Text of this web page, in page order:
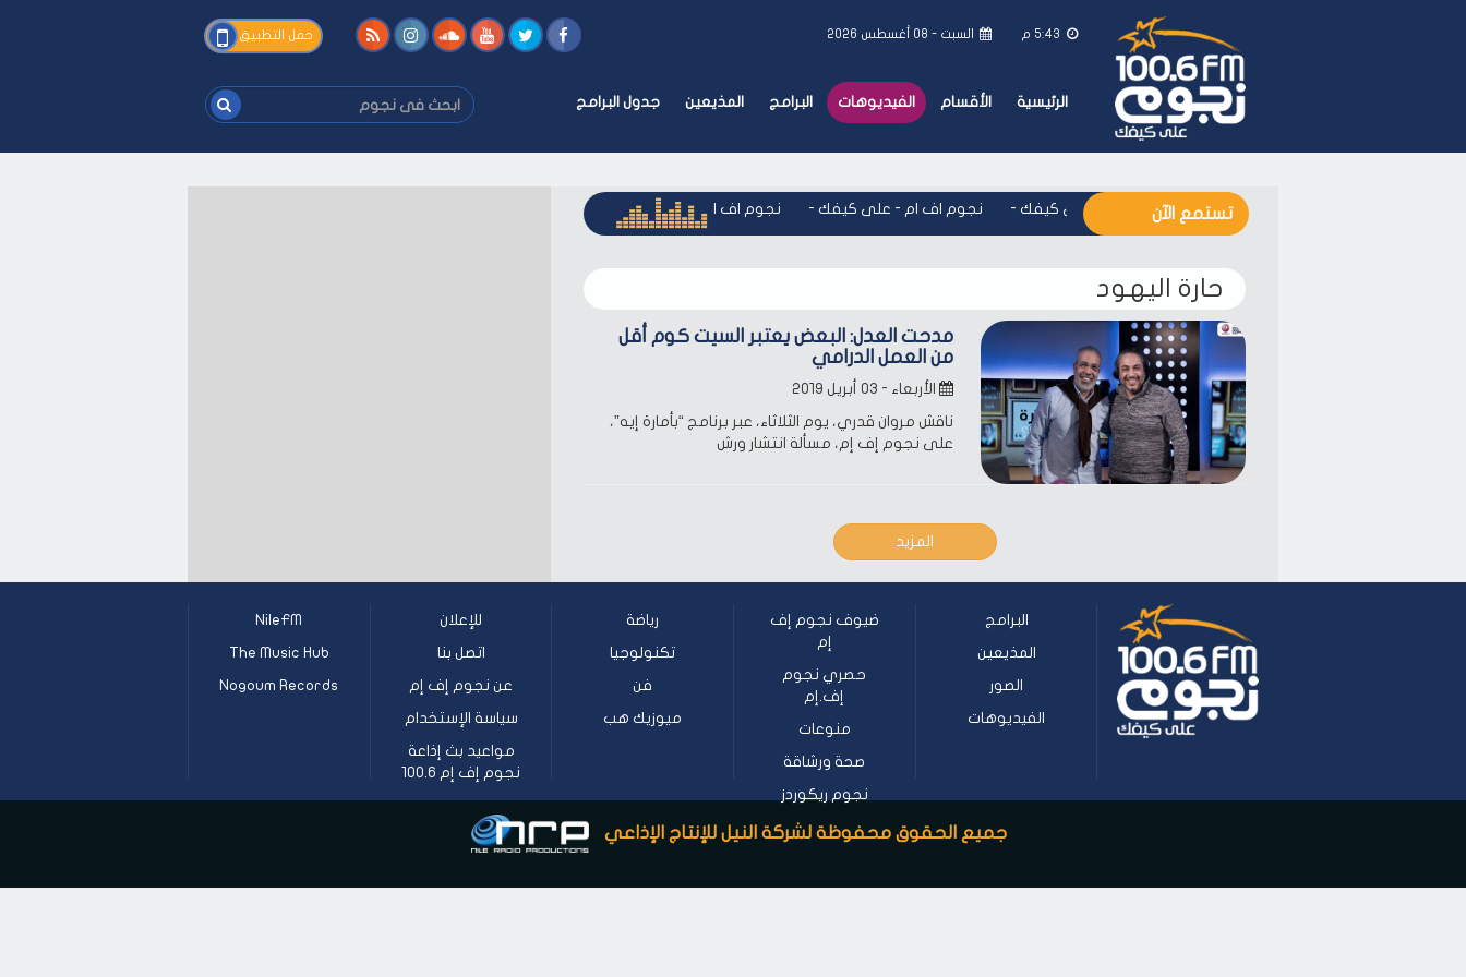
5:43 م السبت - ٠٨ أغسطس ٢٠٢٦ حمل التطبيق
الرئيسية الأقسام الفيديوهات البرامج المذيعين جدول البرامج
ابحث
فى
فى
تستمع الآن -نجوم اف ام - على كيفك -نجوم اف ام - على كيفك نجوم اف ام - على كيفك نجوم اف ام - على كيفك
حارة اليهود
مدحت العدل: البعض يعتبر السيت كوم أقل
من العمل الدرامي
الأربعاء - ٠٣ أبريل ٢٠١٩
ناقش مروان قدري، يوم الثلاثاء، عبر برنامج “بأمارة إيه”،
على نجوم إف إم، مسألة انتشار ورش
المزيد
البرامج
المذيعين
الصور
الفيديوهات
ضيوف نجوم إف
إم
حصري نجوم
إف.إم
منوعات
صحة ورشاقة
نجوم ريكوردز
رياضة
تكنولوجيا
فن
ميوزيك هب
للإعلان
اتصل بنا
عن نجوم إف إم
سياسة الإستخدام
مواعيد بث إذاعة
نجوم إف إم 100.6
NileFM
The Music Hub
Nogoum Records
جميع الحقوق محفوظة لشركة النيل للإنتاج الإذاعي